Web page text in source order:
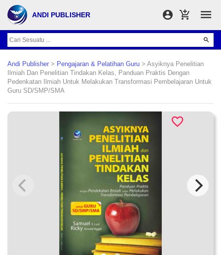
ANDI PUBLISHER
Andi Publisher > Pengajaran & Pelatihan Guru > Asyiknya Penelitian
Ilmiah Dan Penelitian Tindakan Kelas, Panduan Praktis Dengan
Pedenkatan Ilmiah Untuk Melakukan Transformasi Pembelajaran Untuk
Guru SD/SMP/SMA